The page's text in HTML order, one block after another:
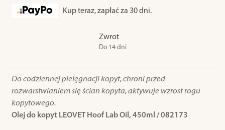
Kup teraz, zapłać za 30 dni.
Zwrot
Do 14 dni
Do codziennej pielęgnacji kopyt, chroni przed
rozwarstwianiem się ścian kopyta, aktywuje wzrost rogu
kopytowego.
Olej do kopyt LEOVET Hoof Lab Oil, 450ml / 082173